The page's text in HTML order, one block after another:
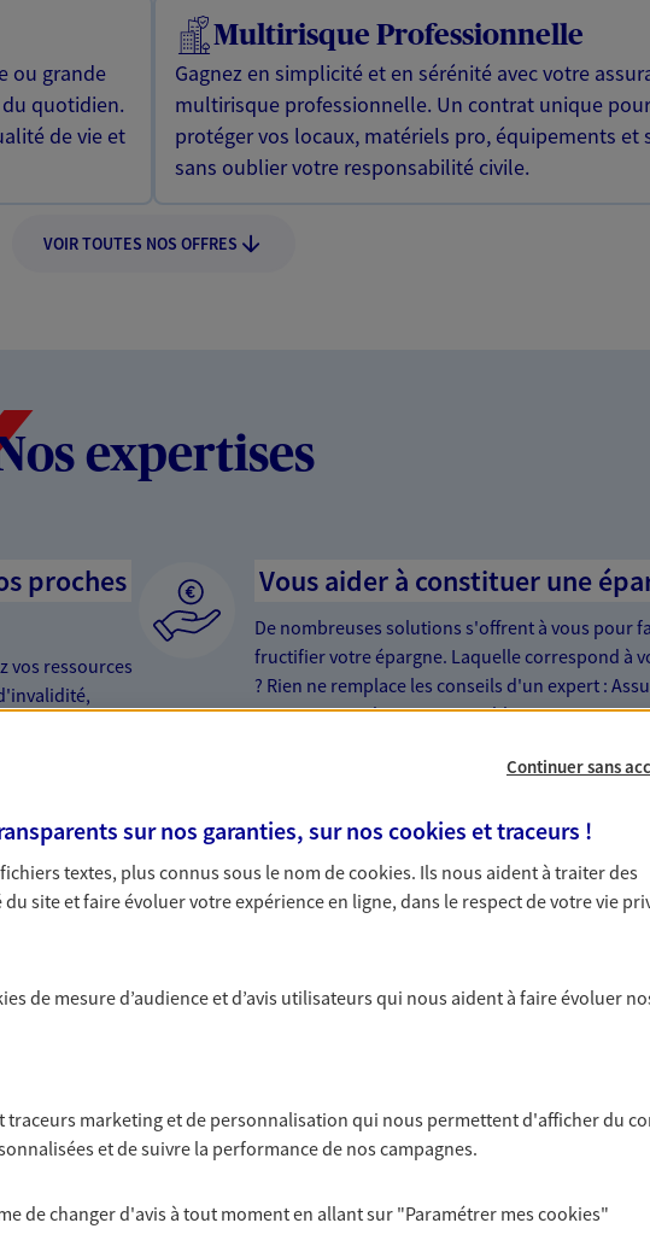
ou grande
quotidien.
de vie et
Multirisque Professionnelle
Gagnez en simplicité et en sérénité avec votre
multirisque professionnelle. Un contrat unique pour
protéger vos locaux, matériels pro, équipements
sans oublier votre responsabilité civile.
VOIR TOUTES NOS OFFRES
expertises
proches
vos ressources
Vous aider à constituer une
De nombreuses solutions s'offrent à vous pour
fructifier votre épargne. Laquelle correspond à
? Rien ne remplace les conseils d'un expert :
PER… Faisons le point ensemble !
2, 3, 4 ou même 5 contrats, vous
sur votre contrat le plus cher, dans
Continuer sans
sur nos garanties, sur noscookies et traceurs !
textes, plus connus sous le nom decookies. Ils nous aident à traiter des
site et faire évoluer votre expérience en ligne, dans le respect de votre vie
de mesure d’audience et d’avis utilisateurs qui nous aident à faire évoluer
traceurs marketing et de personnalisation qui nous permettent d'afficher du
et de suivre la performance de nos campagnes.
de changer d'avis à tout moment en allant sur "Paramétrer mescookies"